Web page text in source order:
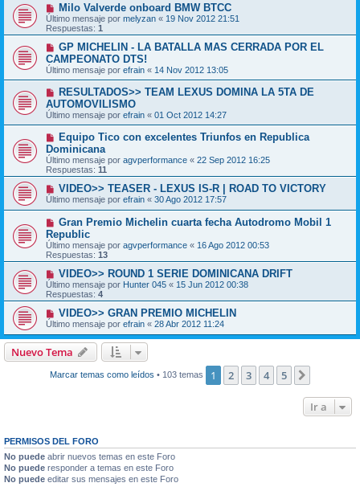
Milo Valverde onboard BMW BTCC
Último mensaje por melyzan « 19 Nov 2012 21:51
Respuestas: 1
GP MICHELIN - LA BATALLA MAS CERRADA POR EL
CAMPEONATO DTS!
Último mensaje por efrain « 14 Nov 2012 13:05
RESULTADOS>> TEAM LEXUS DOMINA LA 5TA DE
AUTOMOVILISMO
Último mensaje por efrain « 01 Oct 2012 14:27
Equipo Tico con excelentes Triunfos en Republica
Dominicana
Último mensaje por agvperformance « 22 Sep 2012 16:25
Respuestas: 11
VIDEO>> TEASER - LEXUS IS-R | ROAD TO VICTORY
Último mensaje por efrain « 30 Ago 2012 17:57
Gran Premio Michelin cuarta fecha Autodromo Mobil 1
Republic
Último mensaje por agvperformance « 16 Ago 2012 00:53
Respuestas: 13
VIDEO>> ROUND 1 SERIE DOMINICANA DRIFT
Último mensaje por Hunter 045 « 15 Jun 2012 00:38
Respuestas: 4
VIDEO>> GRAN PREMIO MICHELIN
Último mensaje por efrain « 28 Abr 2012 11:24
Nuevo Tema
Marcar temas como leídos • 103 temas 1 2 3 4 5
Ir a
PERMISOS DEL FORO
No puede abrir nuevos temas en este Foro
No puede responder a temas en este Foro
No puede editar sus mensajes en este Foro